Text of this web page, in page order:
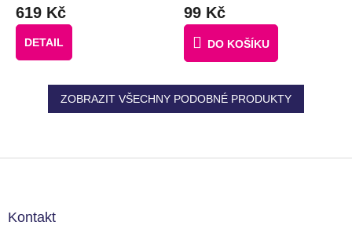
PIXELŮ ZDARMA
619 Kč
DETAIL
99 Kč
DO KOŠÍKU
ZOBRAZIT VŠECHNY PODOBNÉ PRODUKTY
Kontakt